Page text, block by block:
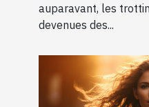
auparavant, les
devenues des...